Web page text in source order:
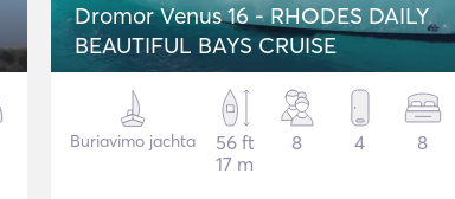
Dromor Venus 16 - RHODES DAILY
BEAUTIFUL BAYS CRUISE
Buriavimo jachta
56 ft
17 m
8 4 8